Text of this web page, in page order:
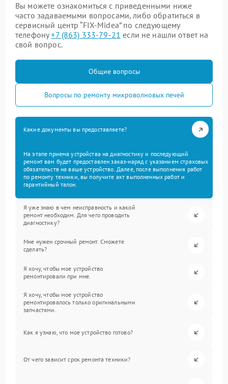
Вы можете ознакомиться с приведенными ниже
часто задаваемыми вопросами, либо обратиться в
сервисный центр “FIX-Midea” по следующему
телефону+7 (863) 333-79-21 если не нашли ответ на
свой вопрос.
Общие вопросы
Вопросы по ремонту микроволновых печей
Какие документы вы предоставляете?
На этапе приема устройства на диагностику и последующий
ремонт вам будет предоставлен заказ-наряд с указанием страховых
обязательств на ваше устройство. Далее, после выполнения работ
по ремонту техники, вы получите акт выполненных работ и
гарантийный талон.
Я уже знаю в чем неисправность и какой
ремонт необходим. Для чего проводить
диагностику?
Мне нужен срочный ремонт. Сможете
сделать?
Я хочу, чтобы мое устройство
ремонтировали при мне.
Я хочу, чтобы мое устройство
ремонтировалось только оригинальными
запчастями.
Как я узнаю, что мое устройство готово?
От чего зависит срок ремонта техники?